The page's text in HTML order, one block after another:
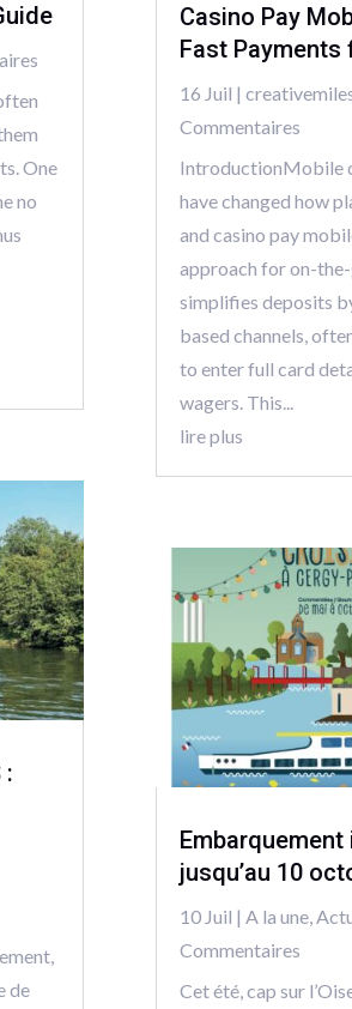
One
no
:
de
Casino Pay
Fast Payments
16 Juil |
Commentaires
IntroductionMobile
have changed how
and casino pay
approach for on-
simplifies deposits
based channels,
to enter full card
wagers. This...
lire plus
jusqu’au 10
10 Juil | A la une,
Commentaires
Cet été, cap sur